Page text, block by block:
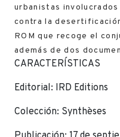
urbanistas
contra la
ROM que recoge el
además de dos
CARACTERÍSTICAS
Editorial: IRD Editions
Colección: Synthèses